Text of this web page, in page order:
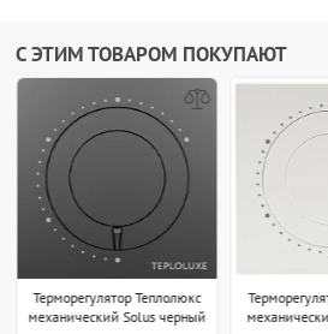
С ЭТИМ ТОВАРОМ ПОКУПАЮТ
Терморегулятор Теплолюкс
механический Solus черный